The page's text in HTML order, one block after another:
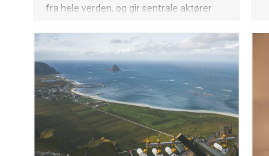
fra hele verden, og gir sentrale aktører
systemer mot ekte signalforstyrrelser.